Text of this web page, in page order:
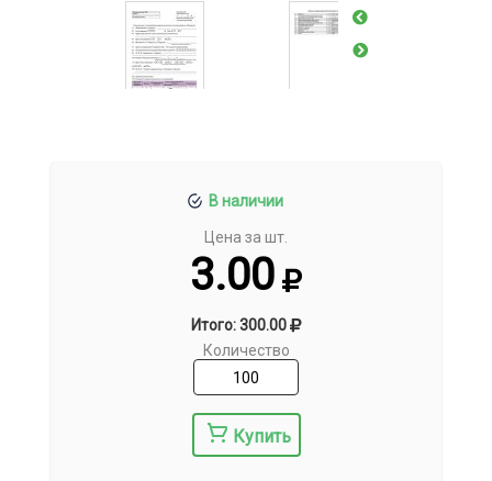
В наличии
Цена за шт.
3.00
Итого: 300.00
Количество
Купить